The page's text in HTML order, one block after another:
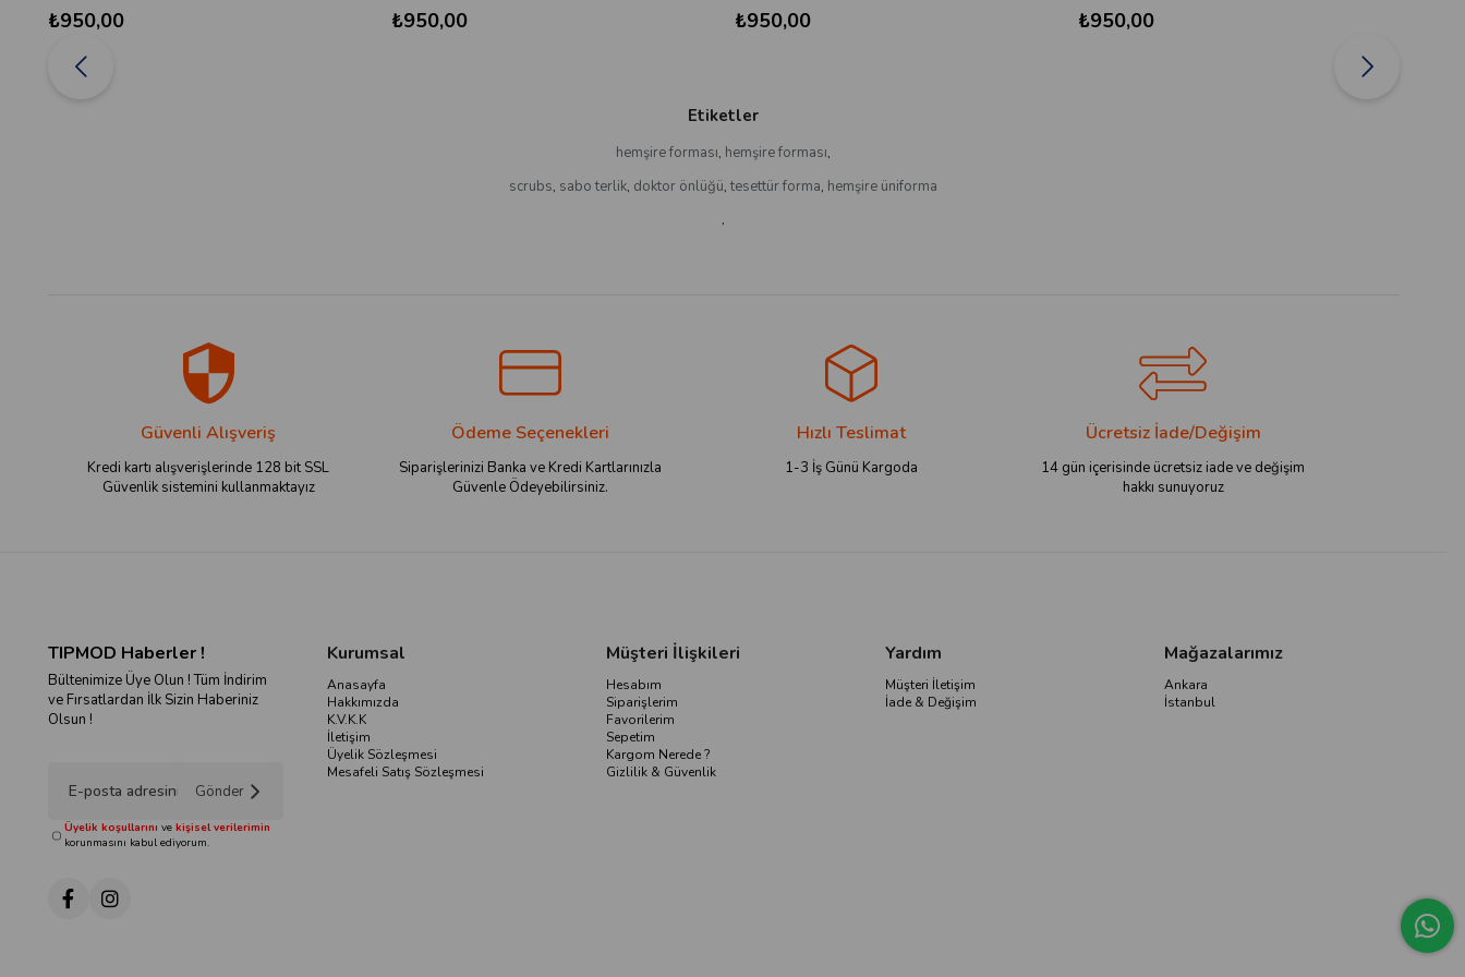
₺950,00 ₺950,00 ₺950,00 ₺950,00
Etiketler
hemşire forması, hemşire forması,
scrubs, sabo terlik, doktor önlüğü, tesettür forma, hemşire üniforma
,
Güvenli Alışveriş
Kredi kartı alışverişlerinde 128 bit SSL
Güvenlik sistemini kullanmaktayız
Ödeme Seçenekleri
Siparişlerinizi Banka ve Kredi Kartlarınızla
Güvenle Ödeyebilirsiniz.
Hızlı Teslimat
1-3 İş Günü Kargoda
Ücretsiz İade/Değişim
14 gün içerisinde ücretsiz iade ve değişim
hakkı sunuyoruz
TIPMOD Haberler !
Bültenimize Üye Olun ! Tüm İndirim
ve Fırsatlardan İlk Sizin Haberiniz
Olsun !
Gönder
Üyelik koşullarını ve kişisel verilerimin
korunmasını kabul ediyorum.
Kurumsal
Anasayfa
Hakkımızda
K.V.K.K
İletişim
Üyelik Sözleşmesi
Mesafeli Satış Sözleşmesi
Müşteri İlişkileri
Hesabım
Siparişlerim
Favorilerim
Sepetim
Kargom Nerede ?
Gizlilik & Güvenlik
Yardım
Müşteri İletişim
İade & Değişim
Mağazalarımız
Ankara
İstanbul